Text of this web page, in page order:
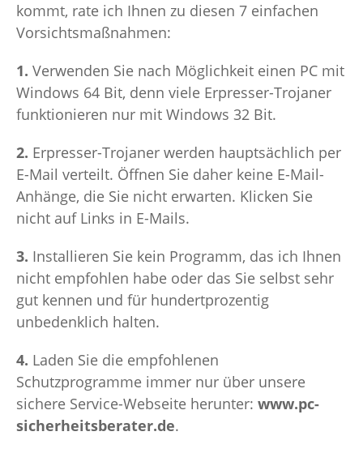
kommt, rate ich Ihnen zu diesen 7 einfachen
Vorsichtsmaßnahmen:
1. Verwenden Sie nach Möglichkeit einen PC mit
Windows 64 Bit, denn viele Erpresser-Trojaner
funktionieren nur mit Windows 32 Bit.
2. Erpresser-Trojaner werden hauptsächlich per
E-Mail verteilt. Öffnen Sie daher keine E-Mail-
Anhänge, die Sie nicht erwarten. Klicken Sie
nicht auf Links in E-Mails.
3. Installieren Sie kein Programm, das ich Ihnen
nicht empfohlen habe oder das Sie selbst sehr
gut kennen und für hundertprozentig
unbedenklich halten.
4. Laden Sie die empfohlenen
Schutzprogramme immer nur über unsere
sichere Service-Webseite herunter: www.pc-
sicherheitsberater.de.